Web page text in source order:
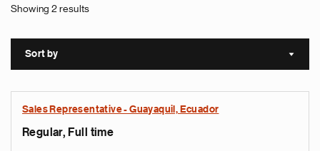
Showing 2 results
Sort by Sort
Sales Representative - Guayaquil, Ecuador
Regular, Full time